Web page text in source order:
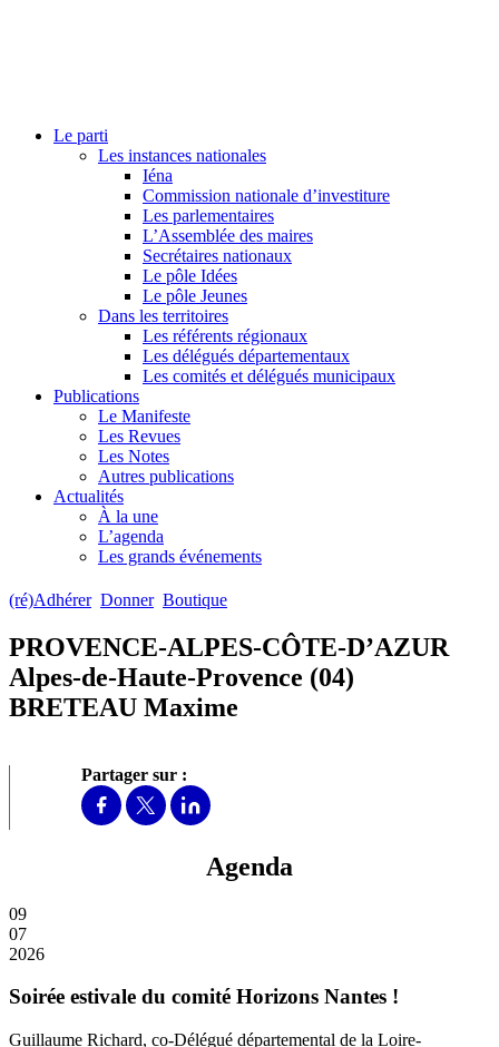
Le parti
Les instances nationales
Iéna
Commission nationale d’investiture
Les parlementaires
L’Assemblée des maires
Secrétaires nationaux
Le pôle Idées
Le pôle Jeunes
Dans les territoires
Les référents régionaux
Les délégués départementaux
Les comités et délégués municipaux
Publications
Le Manifeste
Les Revues
Les Notes
Autres publications
Actualités
À la une
L’agenda
Les grands événements
(ré)Adhérer Donner Boutique
PROVENCE-ALPES-CÔTE-D’AZUR
Alpes-de-Haute-Provence (04)
BRETEAU Maxime
Partager sur :
Agenda
09
07
2026
Soirée estivale du comité Horizons Nantes !
Guillaume Richard, co-Délégué départemental de la Loire-